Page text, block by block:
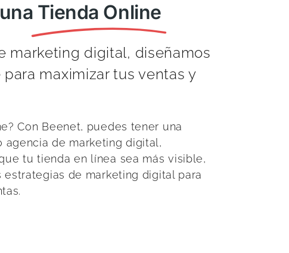
Tienda Online
marketing digital, diseñamos
maximizar tus ventas y
Con Beenet, puedes tener una
agencia de marketing digital,
tu tienda en línea sea más visible,
de marketing digital para